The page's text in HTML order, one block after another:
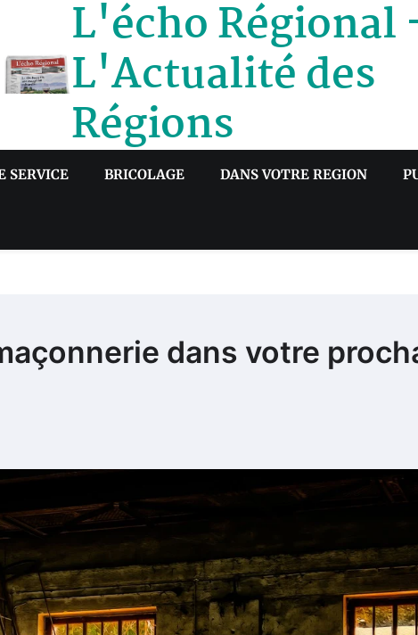
L'écho Régional
L'Actualité des
Régions
SERVICE BRICOLAGE DANS VOTRE REGION
dans votre